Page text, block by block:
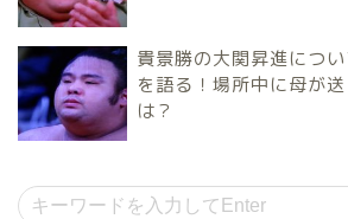
貴景勝の大関昇進につ
を語る！場所中に母が
は？